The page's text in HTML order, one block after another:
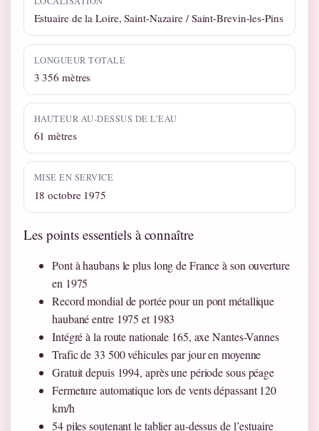
Estuaire de la Loire, Saint-Nazaire / Saint-Brevin-les-Pins
LONGUEUR TOTALE
3 356 mètres
HAUTEUR AU-DESSUS DE L’EAU
61 mètres
MISE EN SERVICE
18 octobre 1975
Les points essentiels à connaître
Pont à haubans le plus long de France à son ouverture
en 1975
Record mondial de portée pour un pont métallique
haubané entre 1975 et 1983
Intégré à la route nationale 165, axe Nantes-Vannes
Trafic de 33 500 véhicules par jour en moyenne
Gratuit depuis 1994, après une période sous péage
Fermeture automatique lors de vents dépassant 120
km/h
54 piles soutenant le tablier au-dessus de l’estuaire